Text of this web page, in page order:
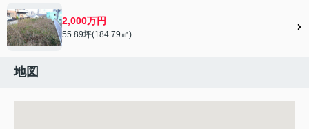
2,000万円
55.89坪(184.79㎡)
地図